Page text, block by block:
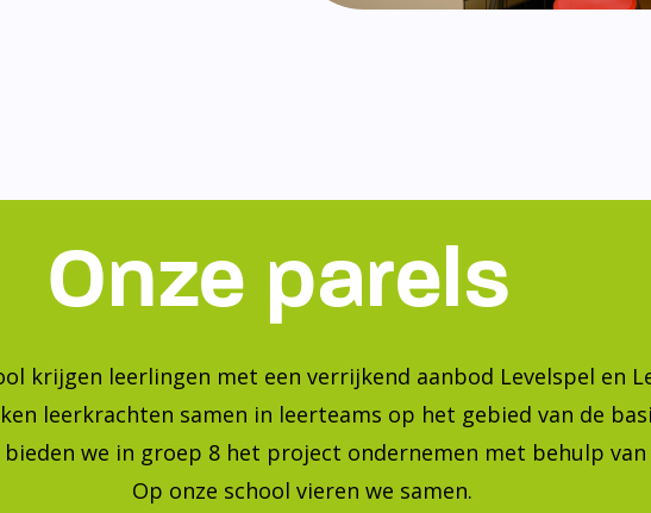
Onze parels
krijgen leerlingen met een verrijkend aanbod Levelspel en
leerkrachten samen in leerteams op het gebied van de
bieden we in groep 8 het project ondernemen met behulp van
Op onze school vieren we samen.